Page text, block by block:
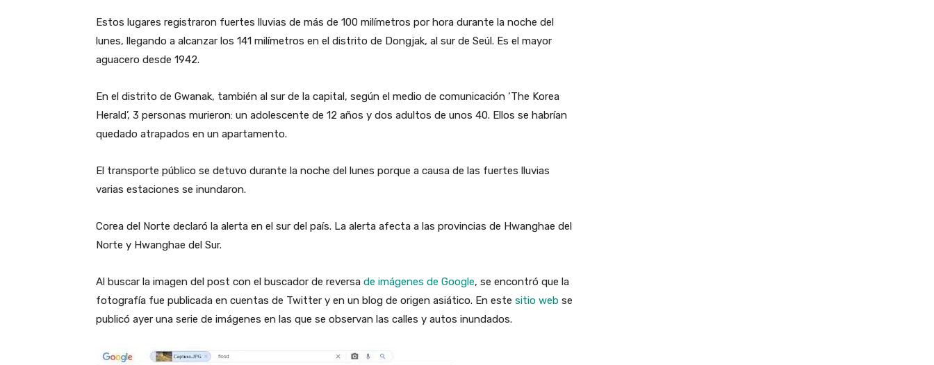
Estos lugares registraron fuertes lluvias de más de 100 milímetros por hora durante la noche del
lunes, llegando a alcanzar los 141 milímetros en el distrito de Dongjak, al sur de Seúl. Es el mayor
aguacero desde 1942.
En el distrito de Gwanak, también al sur de la capital, según el medio de comunicación ‘The Korea
Herald’, 3 personas murieron: un adolescente de 12 años y dos adultos de unos 40. Ellos se habrían
quedado atrapados en un apartamento.
El transporte público se detuvo durante la noche del lunes porque a causa de las fuertes lluvias
varias estaciones se inundaron.
Corea del Norte declaró la alerta en el sur del país. La alerta afecta a las provincias de Hwanghae del
Norte y Hwanghae del Sur.
Al buscar la imagen del post con el buscador de reversa de imágenes de Google, se encontró que la
fotografía fue publicada en cuentas de Twitter y en un blog de origen asiático. En este sitio web se
publicó ayer una serie de imágenes en las que se observan las calles y autos inundados.